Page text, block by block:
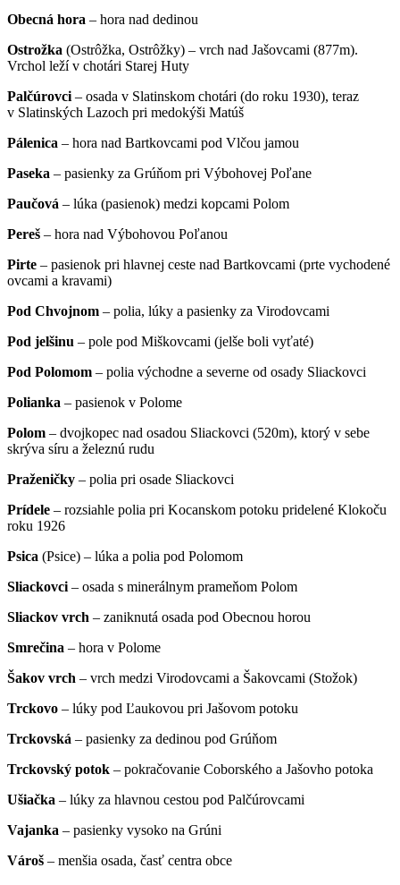
Obecná hora – hora nad dedinou
Ostrožka (Ostrôžka, Ostrôžky) – vrch nad Jašovcami (877m).
Vrchol leží v chotári Starej Huty
Palčúrovci – osada v Slatinskom chotári (do roku 1930), teraz
v Slatinských Lazoch pri medokýši Matúš
Pálenica – hora nad Bartkovcami pod Vlčou jamou
Paseka – pasienky za Grúňom pri Výbohovej Poľane
Paučová – lúka (pasienok) medzi kopcami Polom
Pereš – hora nad Výbohovou Poľanou
Pirte – pasienok pri hlavnej ceste nad Bartkovcami (prte vychodené
ovcami a kravami)
Pod Chvojnom – polia, lúky a pasienky za Virodovcami
Pod jelšinu – pole pod Miškovcami (jelše boli vyťaté)
Pod Polomom – polia východne a severne od osady Sliackovci
Polianka – pasienok v Polome
Polom – dvojkopec nad osadou Sliackovci (520m), ktorý v sebe
skrýva síru a železnú rudu
Praženičky – polia pri osade Sliackovci
Prídele – rozsiahle polia pri Kocanskom potoku pridelené Klokoču
roku 1926
Psica (Psice) – lúka a polia pod Polomom
Sliackovci – osada s minerálnym prameňom Polom
Sliackov vrch – zaniknutá osada pod Obecnou horou
Smrečina – hora v Polome
Šakov vrch – vrch medzi Virodovcami a Šakovcami (Stožok)
Trckovo – lúky pod Ľaukovou pri Jašovom potoku
Trckovská – pasienky za dedinou pod Grúňom
Trckovský potok – pokračovanie Coborského a Jašovho potoka
Ušiačka – lúky za hlavnou cestou pod Palčúrovcami
Vajanka – pasienky vysoko na Grúni
Vároš – menšia osada, časť centra obce